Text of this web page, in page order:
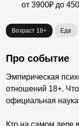
от 3900₽ до
Возраст 18+ Еда
Про событие
Эмпирическая
отношений 18+.
официальная